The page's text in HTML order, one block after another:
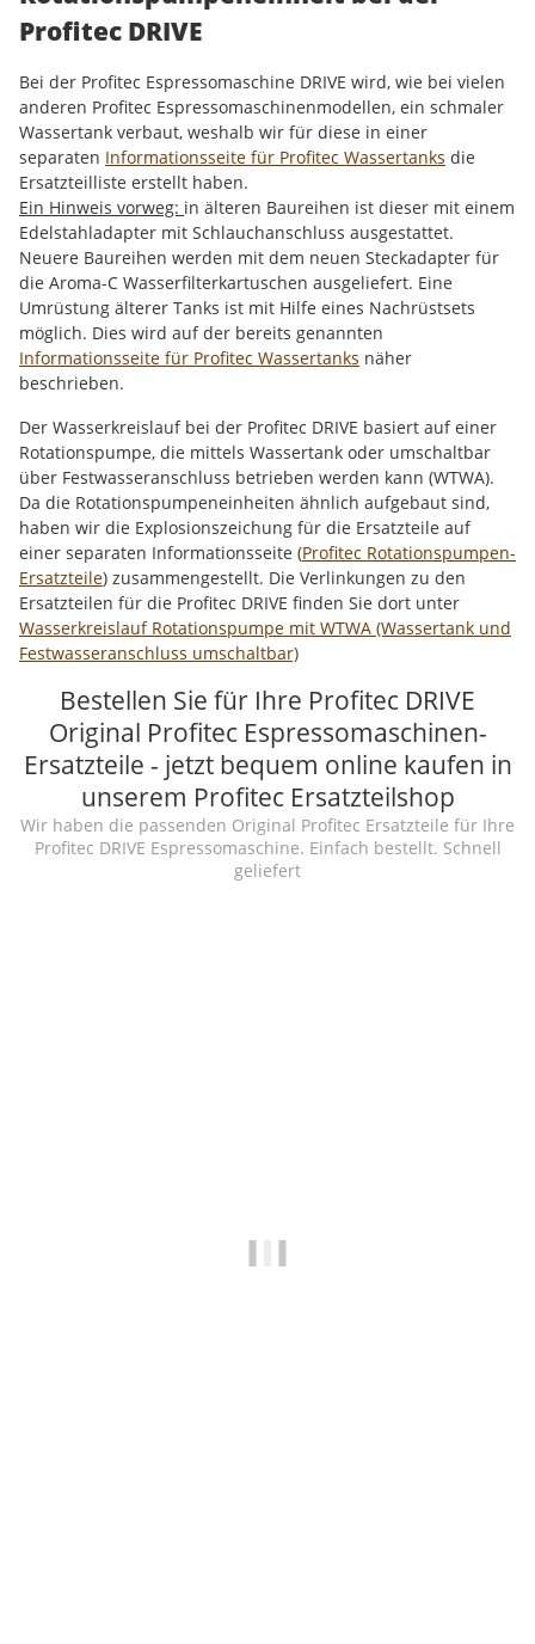
Profitec DRIVE
Bei der Profitec Espressomaschine DRIVE wird, wie bei vielen
anderen Profitec Espressomaschinenmodellen, ein schmaler
Wassertank verbaut, weshalb wir für diese in einer
separaten Informationsseite für Profitec Wassertanks die
Ersatzteilliste erstellt haben.
Ein Hinweis vorweg: in älteren Baureihen ist dieser mit einem
Edelstahladapter mit Schlauchanschluss ausgestattet.
Neuere Baureihen werden mit dem neuen Steckadapter für
die Aroma-C Wasserfilterkartuschen ausgeliefert. Eine
Umrüstung älterer Tanks ist mit Hilfe eines Nachrüstsets
möglich. Dies wird auf der bereits genannten
Informationsseite für Profitec Wassertanks näher
beschrieben.
Der Wasserkreislauf bei der Profitec DRIVE basiert auf einer
Rotationspumpe, die mittels Wassertank oder umschaltbar
über Festwasseranschluss betrieben werden kann (WTWA).
Da die Rotationspumpeneinheiten ähnlich aufgebaut sind,
haben wir die Explosionszeichung für die Ersatzteile auf
einer separaten Informationsseite (Profitec Rotationspumpen-
Ersatzteile) zusammengestellt. Die Verlinkungen zu den
Ersatzteilen für die Profitec DRIVE finden Sie dort unter
Wasserkreislauf Rotationspumpe mit WTWA (Wassertank und
Festwasseranschluss umschaltbar)
Bestellen Sie für Ihre Profitec DRIVE
Original Profitec Espressomaschinen-
Ersatzteile - jetzt bequem online kaufen in
unserem Profitec Ersatzteilshop
Wir haben die passenden Original Profitec Ersatzteile für Ihre
Profitec DRIVE Espressomaschine. Einfach bestellt. Schnell
geliefert